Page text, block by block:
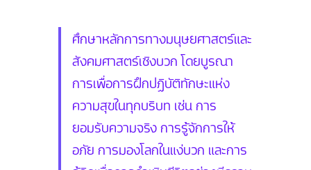
ศึกษาหลักการทางมนุษยศาสตร์และ
สังคมศาสตร์เชิงบวก โดยบูรณา
การเพื่อการฝึกปฏิบัติทักษะแห่ง
ความสุขในทุกบริบท เช่น การ
ยอมรับความจริง การรู้จักการให้
อภัย การมองโลกในแง่บวก และการ